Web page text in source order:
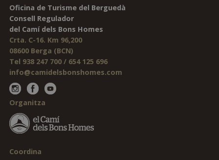
Oficina de Turisme del Berguedà
Consell Regulador
del Camí dels Bons Homes
Crta. C-16. Km 96,200
08600 Berga (BCN)
Tel 938 247 700 / 654 125 696
info@camidelsbonshomes.com
Organitza
Coordina